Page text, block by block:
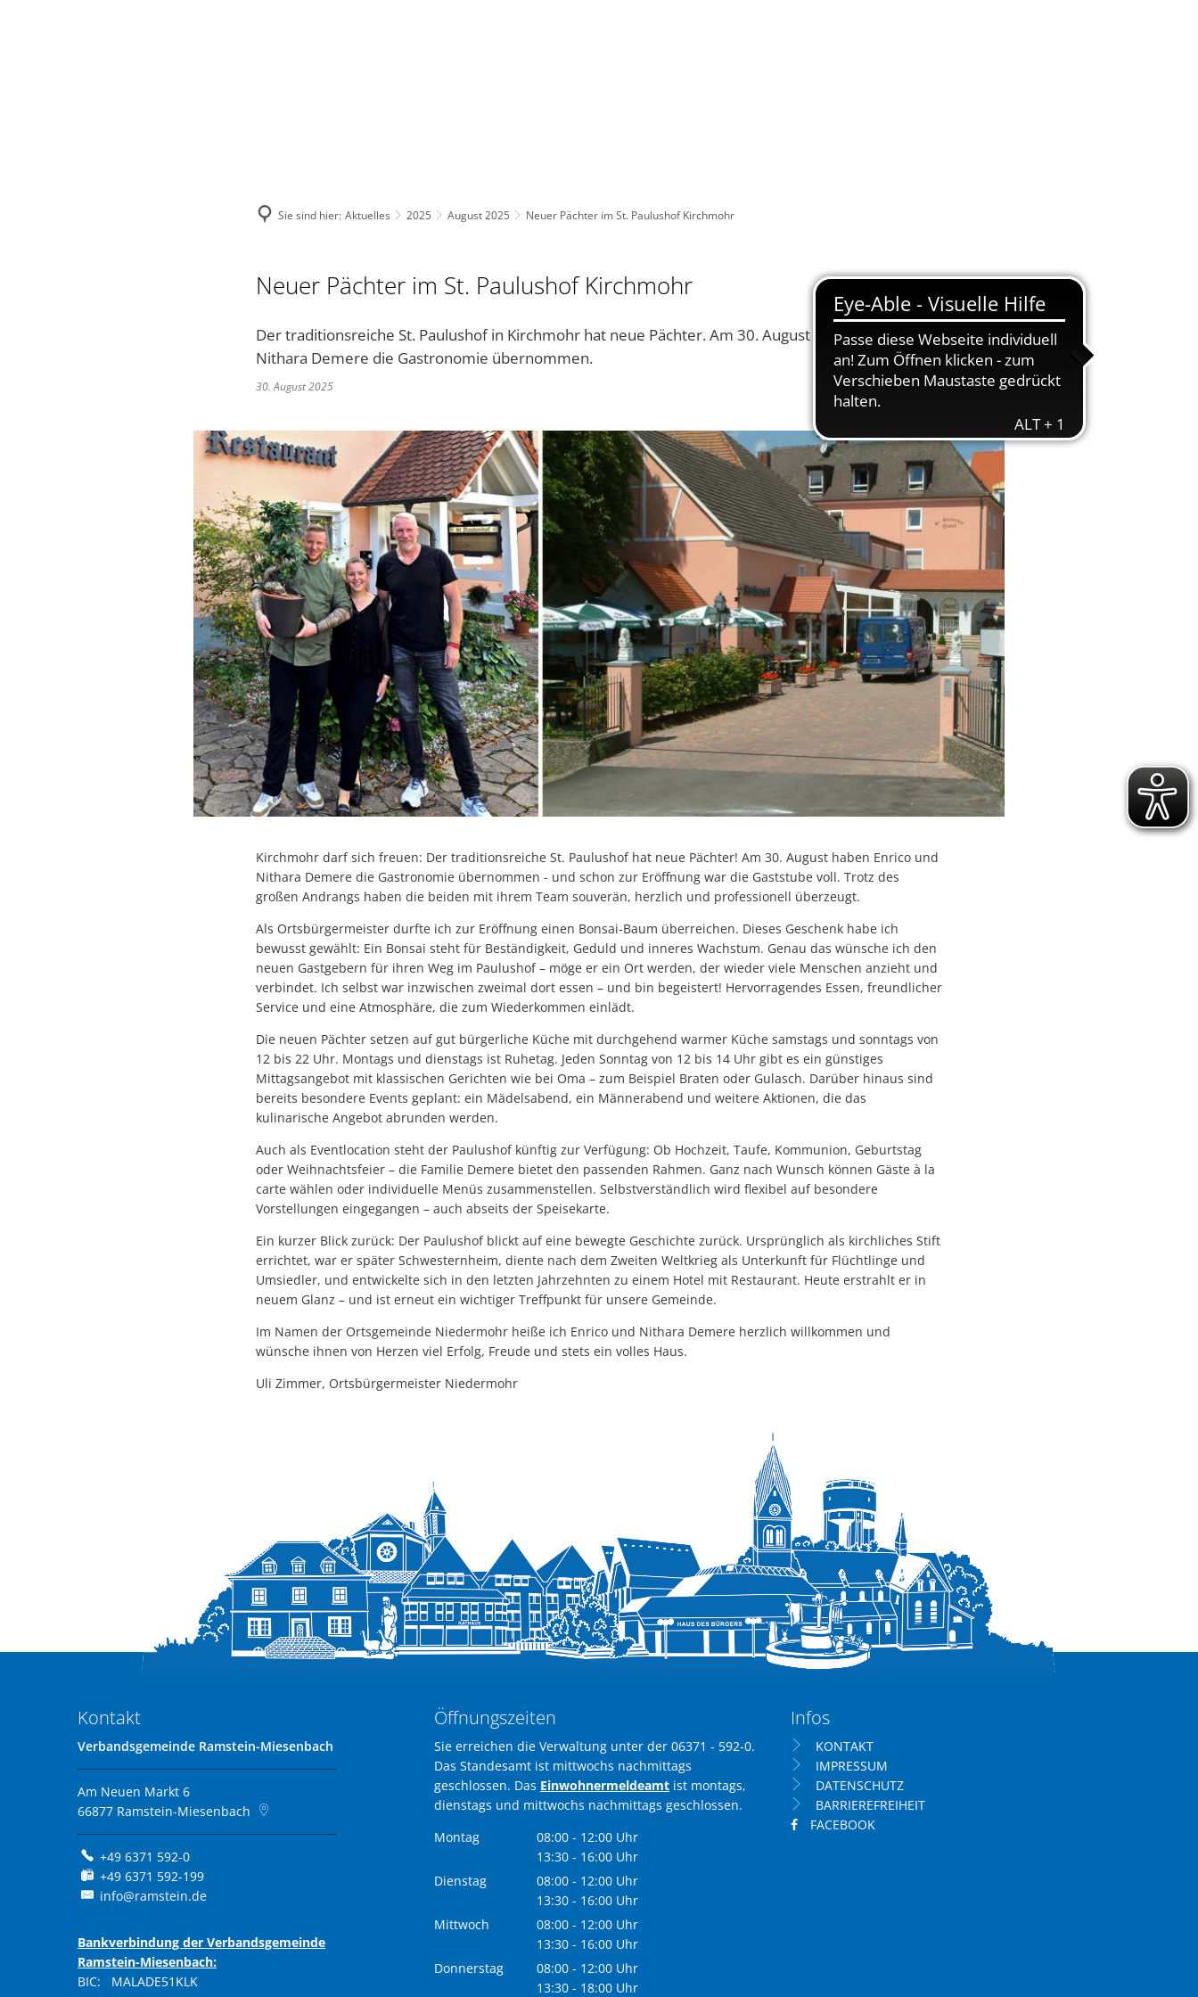
Sie sind hier: Aktuelles 2025 August 2025 Neuer Pächter im St. Paulushof Kirchmohr
Neuer Pächter im St. Paulushof Kirchmohr
Der traditionsreiche St. Paulushof in Kirchmohr hat neue Pächter. Am 30. August haben Enrico und
Nithara Demere die Gastronomie übernommen.
30. August 2025
Kirchmohr darf sich freuen: Der traditionsreiche St. Paulushof hat neue Pächter! Am 30. August haben Enrico und
Nithara Demere die Gastronomie übernommen - und schon zur Eröffnung war die Gaststube voll. Trotz des
großen Andrangs haben die beiden mit ihrem Team souverän, herzlich und professionell überzeugt.
Als Ortsbürgermeister durfte ich zur Eröffnung einen Bonsai-Baum überreichen. Dieses Geschenk habe ich
bewusst gewählt: Ein Bonsai steht für Beständigkeit, Geduld und inneres Wachstum. Genau das wünsche ich den
neuen Gastgebern für ihren Weg im Paulushof – möge er ein Ort werden, der wieder viele Menschen anzieht und
verbindet. Ich selbst war inzwischen zweimal dort essen – und bin begeistert! Hervorragendes Essen, freundlicher
Service und eine Atmosphäre, die zum Wiederkommen einlädt.
Die neuen Pächter setzen auf gut bürgerliche Küche mit durchgehend warmer Küche samstags und sonntags von
12 bis 22 Uhr. Montags und dienstags ist Ruhetag. Jeden Sonntag von 12 bis 14 Uhr gibt es ein günstiges
Mittagsangebot mit klassischen Gerichten wie bei Oma – zum Beispiel Braten oder Gulasch. Darüber hinaus sind
bereits besondere Events geplant: ein Mädelsabend, ein Männerabend und weitere Aktionen, die das
kulinarische Angebot abrunden werden.
Auch als Eventlocation steht der Paulushof künftig zur Verfügung: Ob Hochzeit, Taufe, Kommunion, Geburtstag
oder Weihnachtsfeier – die Familie Demere bietet den passenden Rahmen. Ganz nach Wunsch können Gäste à la
carte wählen oder individuelle Menüs zusammenstellen. Selbstverständlich wird flexibel auf besondere
Vorstellungen eingegangen – auch abseits der Speisekarte.
Ein kurzer Blick zurück: Der Paulushof blickt auf eine bewegte Geschichte zurück. Ursprünglich als kirchliches Stift
errichtet, war er später Schwesternheim, diente nach dem Zweiten Weltkrieg als Unterkunft für Flüchtlinge und
Umsiedler, und entwickelte sich in den letzten Jahrzehnten zu einem Hotel mit Restaurant. Heute erstrahlt er in
neuem Glanz – und ist erneut ein wichtiger Treffpunkt für unsere Gemeinde.
Im Namen der Ortsgemeinde Niedermohr heiße ich Enrico und Nithara Demere herzlich willkommen und
wünsche ihnen von Herzen viel Erfolg, Freude und stets ein volles Haus.
Uli Zimmer, Ortsbürgermeister Niedermohr
Kontakt
Verbandsgemeinde Ramstein-Miesenbach
Am Neuen Markt 6
66877 Ramstein-Miesenbach
+49 6371 592-0
+49 6371 592-199
info@ramstein.de
Bankverbindung der Verbandsgemeinde
Ramstein-Miesenbach:
BIC: MALADE51KLK
Öffnungszeiten
Sie erreichen die Verwaltung unter der 06371 - 592-0.
Das Standesamt ist mittwochs nachmittags
geschlossen. Das Einwohnermeldeamt ist montags,
dienstags und mittwochs nachmittags geschlossen.
Montag
08:00 - 12:00 Uhr
Von 08:00 bis 12:00 Uhr
13:30 - 16:00 Uhr
Von 13:30 bis 16:00 Uhr
Dienstag 08:00 - 12:00 Uhr
Von 08:00 bis 12:00 Uhr
13:30 - 16:00 Uhr
Von 13:30 bis 16:00 Uhr
Mittwoch 08:00 - 12:00 Uhr
Von 08:00 bis 12:00 Uhr
13:30 - 16:00 Uhr
Von 13:30 bis 16:00 Uhr
Donnerstag 08:00 - 12:00 Uhr
Von 08:00 bis 12:00 Uhr
13:30 - 18:00 Uhr
Infos
KONTAKT
IMPRESSUM
DATENSCHUTZ
BARRIEREFREIHEIT
FACEBOOK